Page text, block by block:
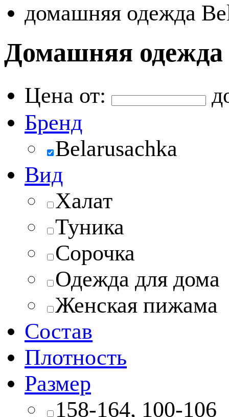
домашняя одежда
Домашняя одежда
Цена от:
Бренд
Belarusachka
Вид
Халат
Туника
Сорочка
Одежда для дома
Женская пижама
Состав
Плотность
Размер
158-164, 100-106